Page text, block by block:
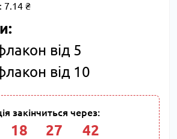
7.14 ₴
від 5
від 10
закінчиться через:
18 27 41